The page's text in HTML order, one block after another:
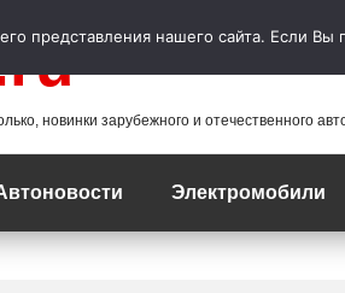
новинки зарубежного и отечественного
Электромобили
представления нашего сайта. Если Вы